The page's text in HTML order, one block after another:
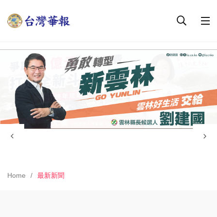
Home 最新新聞